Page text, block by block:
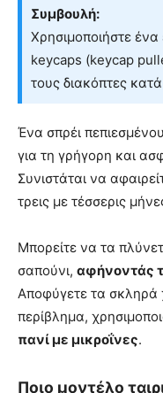
Συμβουλή:
Χρησιμοποιήστε ένα
keycaps (keycap
τους διακόπτες
Ένα σπρέι
για τη γρήγορη και
Συνιστάται να
τρεις με τέσσερις
Μπορείτε να τα
σαπούνι, αφήνοντάς
Αποφύγετε τα σκληρά
περίβλημα,
πανί με μικροΐνες.
Ποιο μοντέλο